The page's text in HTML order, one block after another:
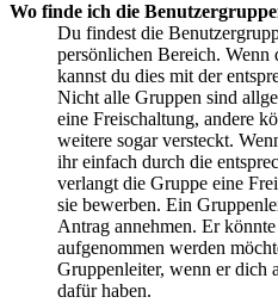
Wo finde ich die
Du findest die
persönlichen Bereich. Wenn
kannst du dies mit der
Nicht alle Gruppen sind
eine Freischaltung, andere
weitere sogar versteckt.
ihr einfach durch die
verlangt die Gruppe eine
sie bewerben. Ein
Antrag annehmen. Er
aufgenommen werden
Gruppenleiter, wenn er dich
dafür haben.